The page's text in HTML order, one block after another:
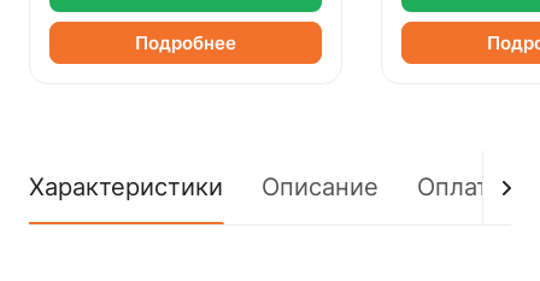
Подробнее
Характеристики Описание Оплата